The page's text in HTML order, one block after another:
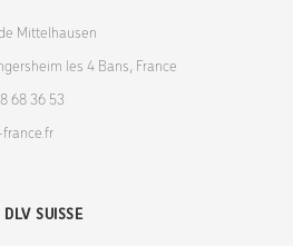
Mittelhausen
les 4 Bans, France
68 36 53
DLV SUISSE